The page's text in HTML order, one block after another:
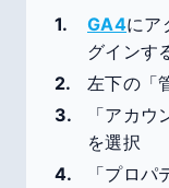
GA4にア
グインす
左下の「
「アカ
を選択
「プロ